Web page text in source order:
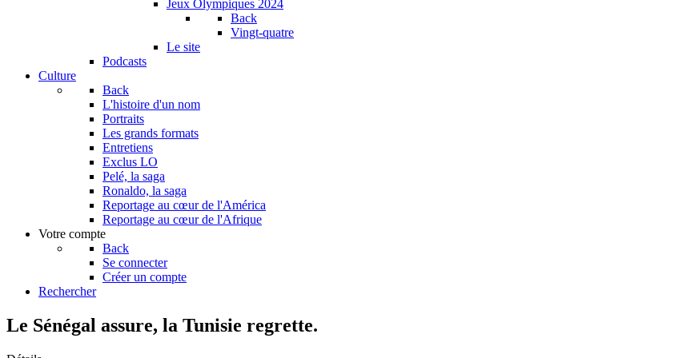
Jeux Olympiques 2024
Back
Vingt-quatre
Le site
Podcasts
Culture
Back
L'histoire d'un nom
Portraits
Les grands formats
Entretiens
Exclus LO
Pelé, la saga
Ronaldo, la saga
Reportage au cœur de l'América
Reportage au cœur de l'Afrique
Votre compte
Back
Se connecter
Créer un compte
Rechercher
Le Sénégal assure, la Tunisie regrette.